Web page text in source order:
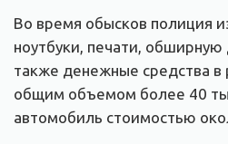
Во время обысков полиция
ноутбуки, печати,
также денежные средства в
общим объемом более 40
автомобиль стоимостью